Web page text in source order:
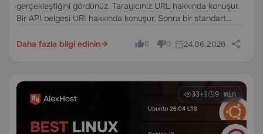
gerçekleştiğini gördünüz. Tarayıcınız URL hakkında konuşur.
Bir API belgesi URI hakkında konuşur. Sonra bir standart
icat ettiğini ima eder.
Daha fazla bilgi edinin 0 0 24.06.2026
33+1 9 min